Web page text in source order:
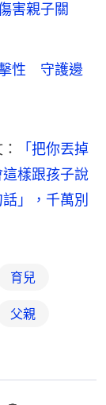
害親子關
性 守護邊
「把你丟掉
樣跟孩子說
」，千萬別
育兒
父親